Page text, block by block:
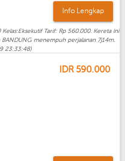
Info Lengkap
Tarif: Rp 560.000. Kereta ini
BANDUNG menempuh perjalanan 7j14m.
23:33:48)
IDR 590.000